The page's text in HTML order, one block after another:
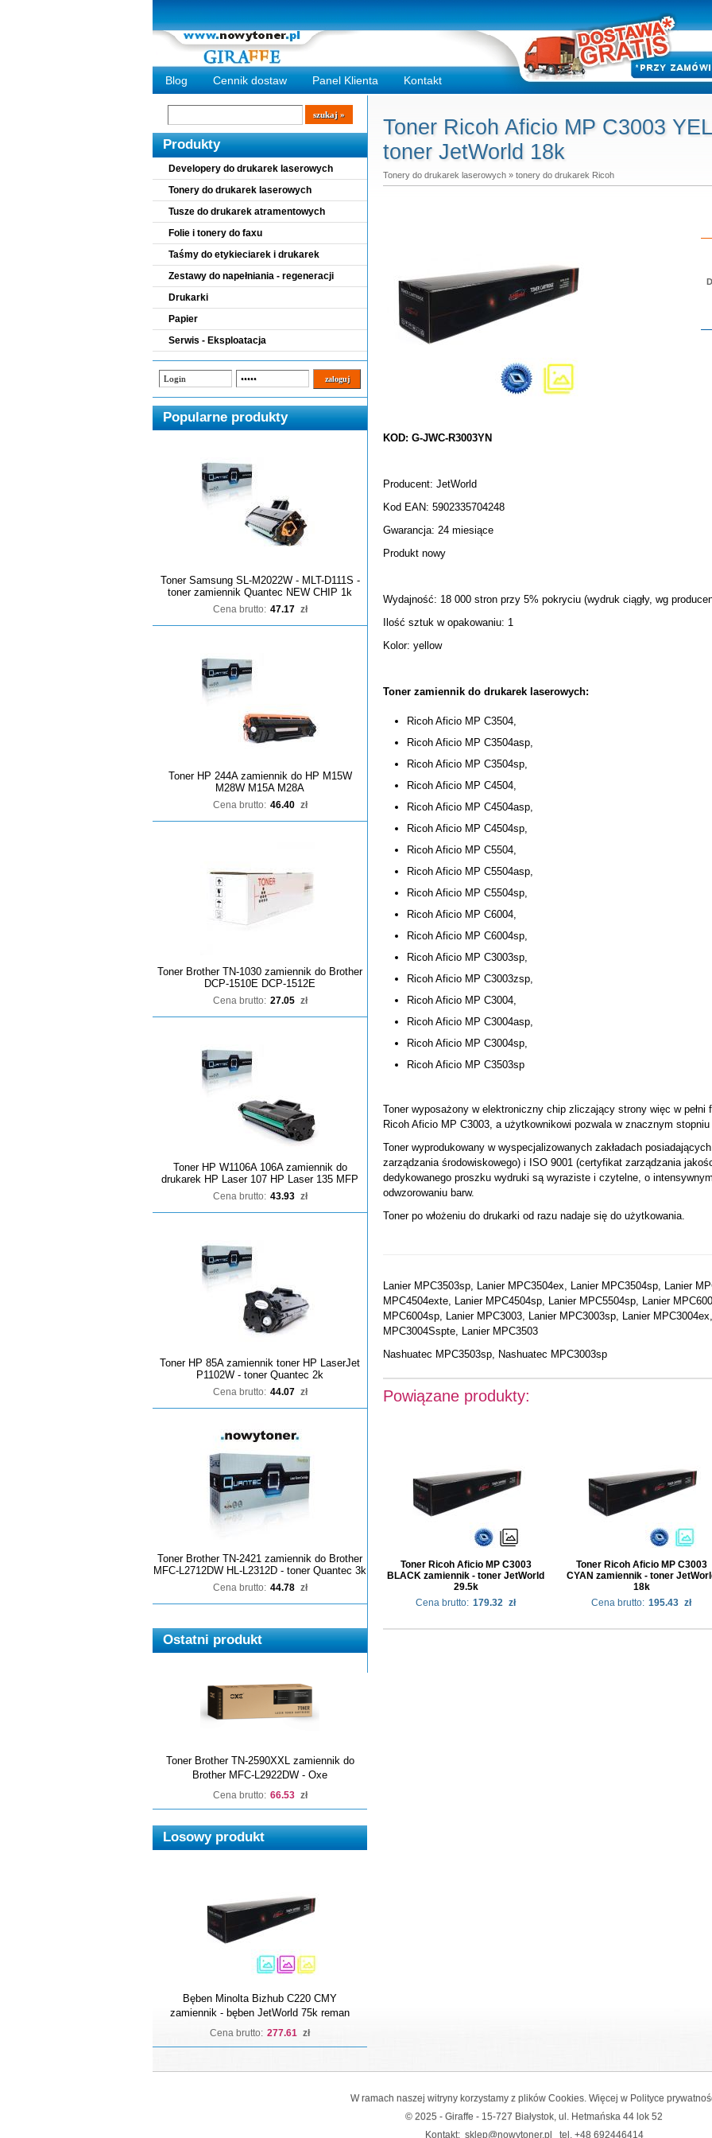
Blog Cennik dostaw Panel Klienta Kontakt
Wyszukiwarka
szukaj
Produkty
Developery do drukarek laserowych
Tonery do drukarek laserowych
Tusze do drukarek atramentowych
Folie i tonery do faxu
Taśmy do etykieciarek i drukarek
Zestawy do napełniania - regeneracji
Drukarki
Papier
Serwis - Eksploatacja
Popularne produkty
Toner Samsung SL-M2022W - MLT-D111S -
toner zamiennik Quantec NEW CHIP 1k
Cena brutto: 47.17 zł
Toner HP 244A zamiennik do HP M15W
M28W M15A M28A
Cena brutto: 46.40 zł
Toner Brother TN-1030 zamiennik do Brother
DCP-1510E DCP-1512E
Cena brutto: 27.05 zł
Toner HP W1106A 106A zamiennik do
drukarek HP Laser 107 HP Laser 135 MFP
Cena brutto: 43.93 zł
Toner HP 85A zamiennik toner HP LaserJet
P1102W - toner Quantec 2k
Cena brutto: 44.07 zł
Toner Brother TN-2421 zamiennik do Brother
MFC-L2712DW HL-L2312D - toner Quantec 3k
Cena brutto: 44.78 zł
Ostatni produkt
Toner Brother TN-2590XXL zamiennik do
Brother MFC-L2922DW - Oxe
Cena brutto: 66.53 zł
Losowy produkt
Bęben Minolta Bizhub C220 CMY
zamiennik - bęben JetWorld 75k reman
Cena brutto: 277.61 zł
Toner Ricoh Aficio MP C3003
toner JetWorld 18k
Tonery do drukarek laserowych » tonery do drukarek Ricoh
KOD: G-JWC-R3003YN
Producent: JetWorld
Kod EAN: 5902335704248
Gwarancja: 24 miesiące
Produkt nowy
Wydajność: 18 000 stron przy 5% pokryciu (wydruk ciągły, wg
Ilość sztuk w opakowaniu: 1
Kolor: yellow
Toner zamiennik do drukarek laserowych:
Ricoh Aficio MP C3504,
Ricoh Aficio MP C3504asp,
Ricoh Aficio MP C3504sp,
Ricoh Aficio MP C4504,
Ricoh Aficio MP C4504asp,
Ricoh Aficio MP C4504sp,
Ricoh Aficio MP C5504,
Ricoh Aficio MP C5504asp,
Ricoh Aficio MP C5504sp,
Ricoh Aficio MP C6004,
Ricoh Aficio MP C6004sp,
Ricoh Aficio MP C3003sp,
Ricoh Aficio MP C3003zsp,
Ricoh Aficio MP C3004,
Ricoh Aficio MP C3004asp,
Ricoh Aficio MP C3004sp,
Ricoh Aficio MP C3503sp
Toner wyposażony w elektroniczny chip zliczający strony więc w
Ricoh Aficio MP C3003, a użytkownikowi pozwala w znacznym
Toner wyprodukowany w wyspecjalizowanych zakładach
zarządzania środowiskowego) i ISO 9001 (certyfikat zarządzania
dedykowanego proszku wydruki są wyraziste i czytelne, o
odwzorowaniu barw.
Toner po włożeniu do drukarki od razu nadaje się do użytkowania.
Lanier MPC3503sp, Lanier MPC3504ex, Lanier MPC3504sp, Lanier
MPC4504exte, Lanier MPC4504sp, Lanier MPC5504sp, Lanier
MPC6004sp, Lanier MPC3003, Lanier MPC3003sp, Lanier
MPC3004Sspte, Lanier MPC3503
Nashuatec MPC3503sp, Nashuatec MPC3003sp
Powiązane produkty:
Toner Ricoh Aficio MP C3003
BLACK zamiennik - toner JetWorld
29.5k
Cena brutto: 179.32 zł
Toner Ricoh Aficio MP C3003
CYAN zamiennik - toner
18k
Cena brutto: 195.43 zł
W ramach naszej witryny korzystamy z plików Cookies. Więcej w Polityce
© 2025 - Giraffe - 15-727 Białystok, ul. Hetmańska 44 lok 52
Kontakt: sklep@nowytoner.pl tel. +48 692446414